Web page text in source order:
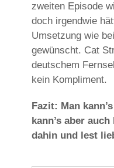
zweiten Episode
doch irgendwie
Umsetzung wie
gewünscht. Cat
deutschem
kein Kompliment.
Fazit: Man
kann’s aber
dahin und lest